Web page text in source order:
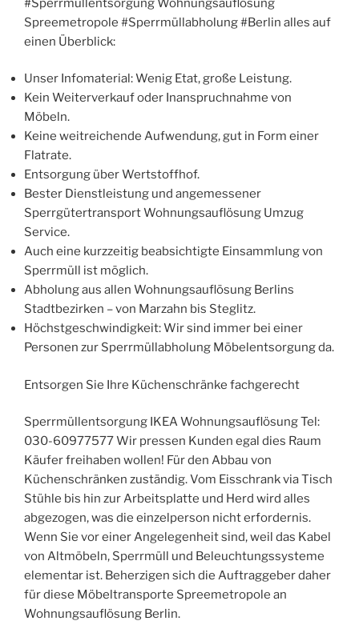
Spreemetropole #Sperrmüllabholung #Berlin alles auf
einen Überblick:
Unser Infomaterial: Wenig Etat, große Leistung.
Kein Weiterverkauf oder Inanspruchnahme von
Möbeln.
Keine weitreichende Aufwendung, gut in Form einer
Flatrate.
Entsorgung über Wertstoffhof.
Bester Dienstleistung und angemessener
Sperrgütertransport Wohnungsauflösung Umzug
Service.
Auch eine kurzzeitig beabsichtigte Einsammlung von
Sperrmüll ist möglich.
Abholung aus allen Wohnungsauflösung Berlins
Stadtbezirken – von Marzahn bis Steglitz.
Höchstgeschwindigkeit: Wir sind immer bei einer
Personen zur Sperrmüllabholung Möbelentsorgung da.
Entsorgen Sie Ihre Küchenschränke fachgerecht
Sperrmüllentsorgung IKEA Wohnungsauflösung Tel:
030-60977577 Wir pressen Kunden egal dies Raum
Käufer freihaben wollen! Für den Abbau von
Küchenschränken zuständig. Vom Eisschrank via Tisch
Stühle bis hin zur Arbeitsplatte und Herd wird alles
abgezogen, was die einzelperson nicht erfordernis.
Wenn Sie vor einer Angelegenheit sind, weil das Kabel
von Altmöbeln, Sperrmüll und Beleuchtungssysteme
elementar ist. Beherzigen sich die Auftraggeber daher
für diese Möbeltransporte Spreemetropole an
Wohnungsauflösung Berlin.